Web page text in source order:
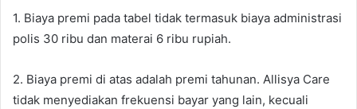
1. Biaya premi pada tabel tidak termasuk biaya administrasi
polis 30 ribu dan materai 6 ribu rupiah.
2. Biaya premi di atas adalah premi tahunan. Allisya Care
tidak menyediakan frekuensi bayar yang lain, kecuali